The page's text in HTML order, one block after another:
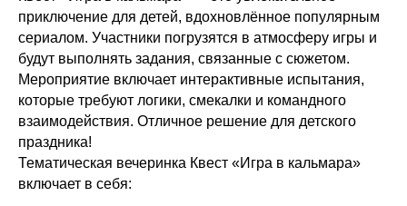
приключение для детей, вдохновлённое популярным
сериалом. Участники погрузятся в атмосферу игры и
будут выполнять задания, связанные с сюжетом.
Мероприятие включает интерактивные испытания,
которые требуют логики, смекалки и командного
взаимодействия. Отличное решение для детского
праздника!
Тематическая вечеринка Квест «Игра в кальмара»
включает в себя: